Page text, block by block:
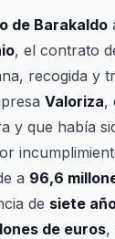
de Barakaldo
, el contrato
recogida y
Valoriza,
y que había
a 96,6
de siete
de euros,